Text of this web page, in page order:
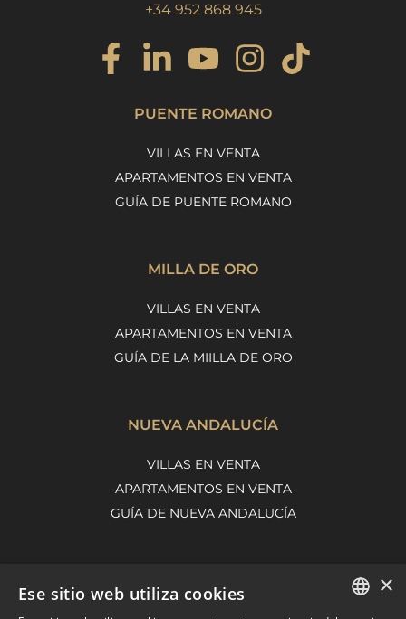
+34 952 868 945
PUENTE ROMANO
VILLAS EN VENTA
APARTAMENTOS EN VENTA
GUÍA DE PUENTE ROMANO
MILLA DE ORO
VILLAS EN VENTA
APARTAMENTOS EN VENTA
GUÍA DE LA MIILLA DE ORO
NUEVA ANDALUCÍA
VILLAS EN VENTA
APARTAMENTOS EN VENTA
GUÍA DE NUEVA ANDALUCÍA
×
Ese sitio web utiliza cookies